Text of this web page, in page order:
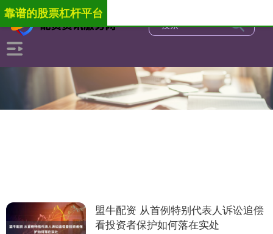
靠谱的股票杠杆平台
盟牛配资 从首例特别代表人诉讼追偿
看投资者保护如何落在实处